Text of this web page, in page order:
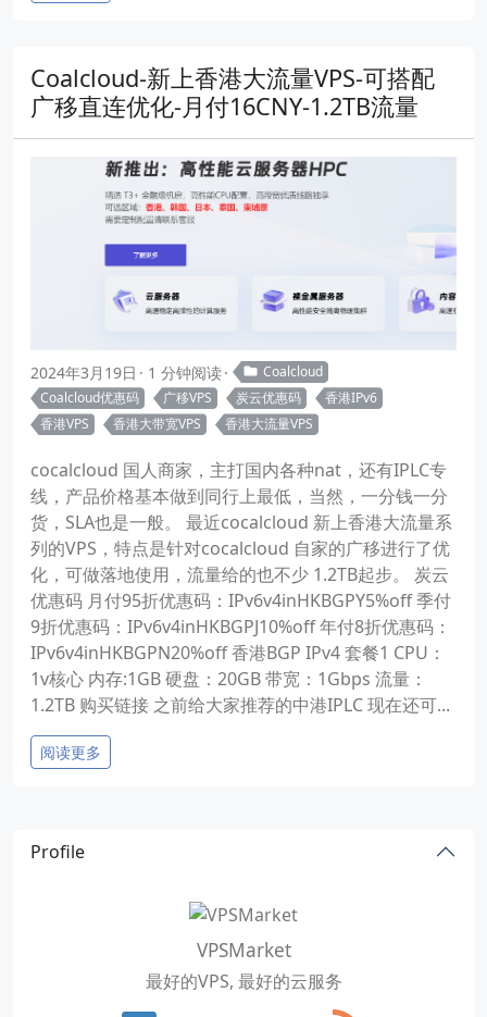
Coalcloud-新上香港大流量VPS-可搭配
广移直连优化-月付16CNY-1.2TB流量
2024年3月19日 1 分钟阅读
Coalcloud
Coalcloud优惠码
广移VPS 炭云优惠码
香港IPv6
香港VPS
香港大带宽VPS 香港大流量VPS
cocalcloud 国人商家，主打国内各种nat，还有IPLC专
线，产品价格基本做到同行上最低，当然，一分钱一分
货，SLA也是一般。 最近cocalcloud 新上香港大流量系
列的VPS，特点是针对cocalcloud 自家的广移进行了优
化，可做落地使用，流量给的也不少 1.2TB起步。 炭云
优惠码 月付95折优惠码：IPv6v4inHKBGPY5%off 季付
9折优惠码：IPv6v4inHKBGPJ10%off 年付8折优惠码：
IPv6v4inHKBGPN20%off 香港BGP IPv4 套餐1 CPU：
1v核心 内存:1GB 硬盘：20GB 带宽：1Gbps 流量：
1.2TB 购买链接 之前给大家推荐的中港IPLC 现在还可...
阅读更多
Profile
VPSMarket
最好的VPS, 最好的云服务